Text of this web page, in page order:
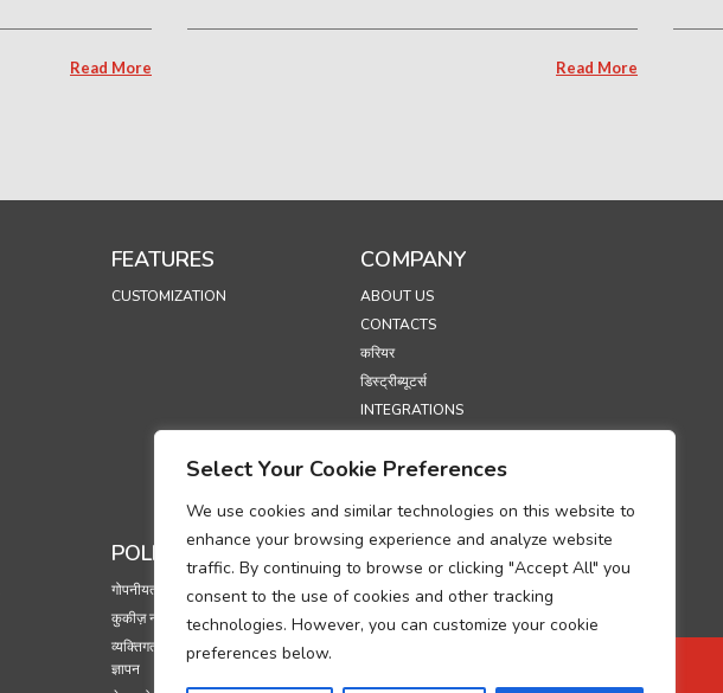
Select Your Cookie Preferences
We use cookies and similar technologies on this website to
enhance your browsing experience and analyze website
traffic. By continuing to browse or clicking "Accept All" you
consent to the use of cookies and other tracking
technologies. However, you can customize your cookie
preferences below.
Read More Read More
FEATURES
CUSTOMIZATION
COMPANY
ABOUT US
CONTACTS
करियर
डिस्ट्रीब्यूटर्स
INTEGRATIONS
प्रदर्शनियां
POLICIES
गोपनीयता नीति
कुकीज़ नीति
व्यक्तिगत डेटा प्रोसेसिंग अनुपालन पर
ज्ञापन